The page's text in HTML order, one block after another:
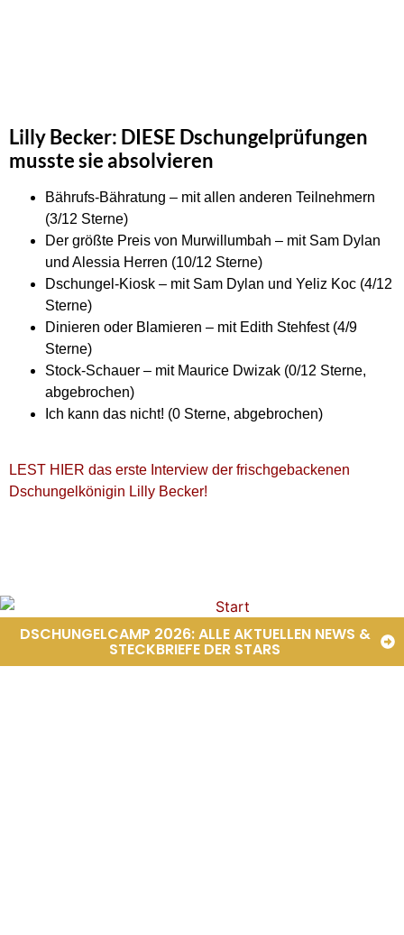
Lilly Becker: DIESE Dschungelprüfungen
musste sie absolvieren
Bährufs-Bähratung – mit allen anderen Teilnehmern
(3/12 Sterne)
Der größte Preis von Murwillumbah – mit Sam Dylan
und Alessia Herren (10/12 Sterne)
Dschungel-Kiosk – mit Sam Dylan und Yeliz Koc (4/12
Sterne)
Dinieren oder Blamieren – mit Edith Stehfest (4/9
Sterne)
Stock-Schauer – mit Maurice Dwizak (0/12 Sterne,
abgebrochen)
Ich kann das nicht! (0 Sterne, abgebrochen)
LEST HIER das erste Interview der frischgebackenen
Dschungelkönigin Lilly Becker!
DSCHUNGELCAMP 2026: ALLE AKTUELLEN NEWS &
STECKBRIEFE DER STARS